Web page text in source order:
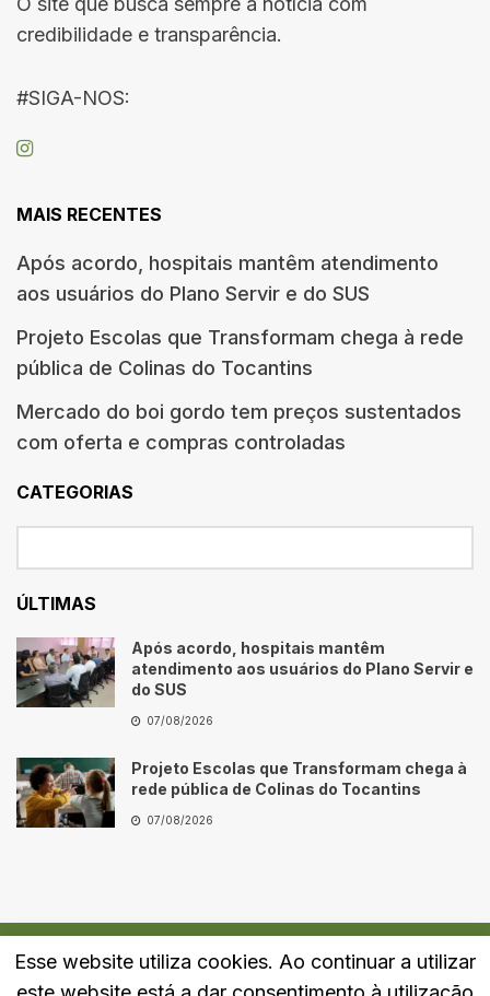
credibilidade e transparência.
#SIGA-NOS:
MAIS RECENTES
Após acordo, hospitais mantêm atendimento
aos usuários do Plano Servir e do SUS
Projeto Escolas que Transformam chega à rede
pública de Colinas do Tocantins
Mercado do boi gordo tem preços sustentados
com oferta e compras controladas
CATEGORIAS
ÚLTIMAS
Após acordo, hospitais mantêm
atendimento aos usuários do Plano Servir e
do SUS
07/08/2026
Projeto Escolas que Transformam chega à
rede pública de Colinas do Tocantins
07/08/2026
Quem Somos Fale Conosco Política de Privacidade
Esse website utiliza cookies. Ao continuar a utilizar